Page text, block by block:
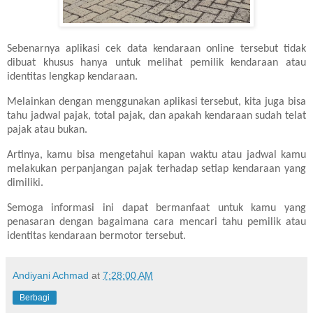
Sebenarnya aplikasi cek data kendaraan online tersebut tidak
dibuat khusus hanya untuk melihat pemilik kendaraan atau
identitas lengkap kendaraan.
Melainkan dengan menggunakan aplikasi tersebut, kita juga bisa
tahu jadwal pajak, total pajak, dan apakah kendaraan sudah telat
pajak atau bukan.
Artinya, kamu bisa mengetahui kapan waktu atau jadwal kamu
melakukan perpanjangan pajak terhadap setiap kendaraan yang
dimiliki.
Semoga informasi ini dapat bermanfaat untuk kamu yang
penasaran dengan bagaimana cara mencari tahu pemilik atau
identitas kendaraan bermotor tersebut.
Andiyani Achmad at 7:28:00 AM
Berbagi